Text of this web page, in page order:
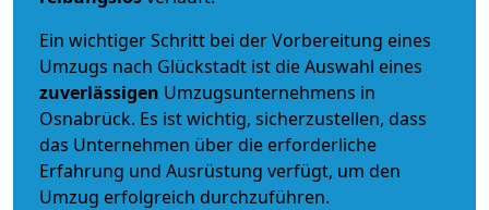
Ein wichtiger Schritt bei der Vorbereitung eines
Umzugs nach Glückstadt ist die Auswahl eines
zuverlässigen Umzugsunternehmens in
Osnabrück. Es ist wichtig, sicherzustellen, dass
das Unternehmen über die erforderliche
Erfahrung und Ausrüstung verfügt, um den
Umzug erfolgreich durchzuführen.